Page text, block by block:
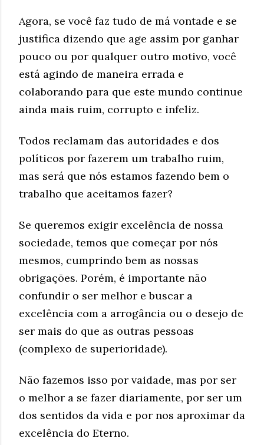
Agora, se você faz tudo de má vontade e se
justifica dizendo que age assim por ganhar
pouco ou por qualquer outro motivo, você
está agindo de maneira errada e
colaborando para que este mundo continue
ainda mais ruim, corrupto e infeliz.
Todos reclamam das autoridades e dos
políticos por fazerem um trabalho ruim,
mas será que nós estamos fazendo bem o
trabalho que aceitamos fazer?
Se queremos exigir excelência de nossa
sociedade, temos que começar por nós
mesmos, cumprindo bem as nossas
obrigações. Porém, é importante não
confundir o ser melhor e buscar a
excelência com a arrogância ou o desejo de
ser mais do que as outras pessoas
(complexo de superioridade).
Não fazemos isso por vaidade, mas por ser
o melhor a se fazer diariamente, por ser um
dos sentidos da vida e por nos aproximar da
excelência do Eterno.